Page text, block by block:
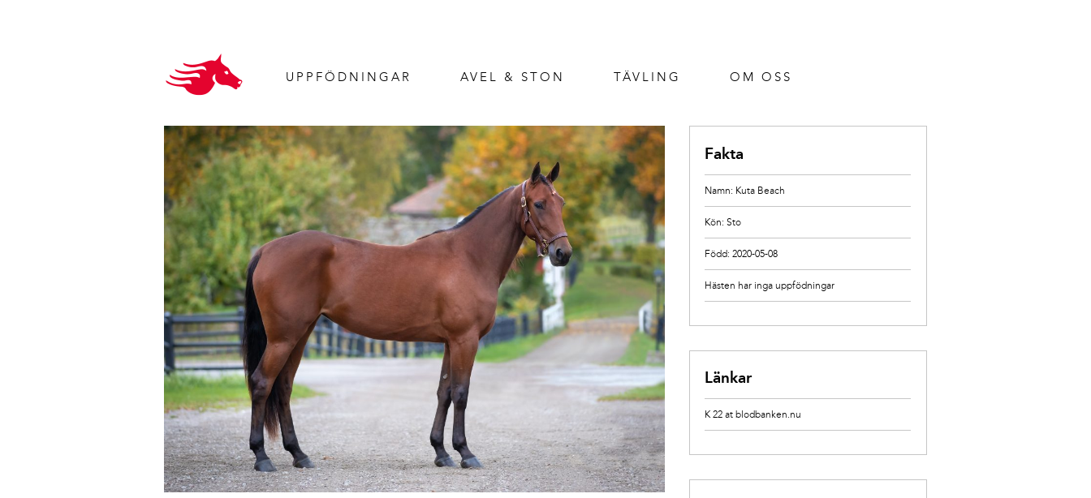
UPPFÖDNINGAR AVEL & STON TÄVLING OM OSS
Fakta
Namn: Kuta Beach
Kön: Sto
Född: 2020-05-08
Hästen har inga uppfödningar
Länkar
K 22 at blodbanken.nu